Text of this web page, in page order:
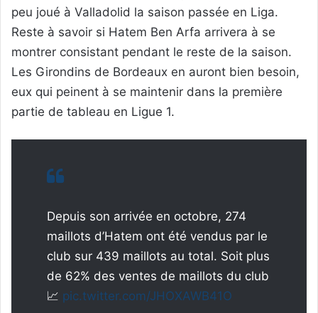
peu joué à Valladolid la saison passée en Liga.
Reste à savoir si Hatem Ben Arfa arrivera à se
montrer consistant pendant le reste de la saison.
Les Girondins de Bordeaux en auront bien besoin,
eux qui peinent à se maintenir dans la première
partie de tableau en Ligue 1.
Depuis son arrivée en octobre, 274
maillots d’Hatem ont été vendus par le
club sur 439 maillots au total. Soit plus
de 62% des ventes de maillots du club
📈 pic.twitter.com/JHOXAWB41O